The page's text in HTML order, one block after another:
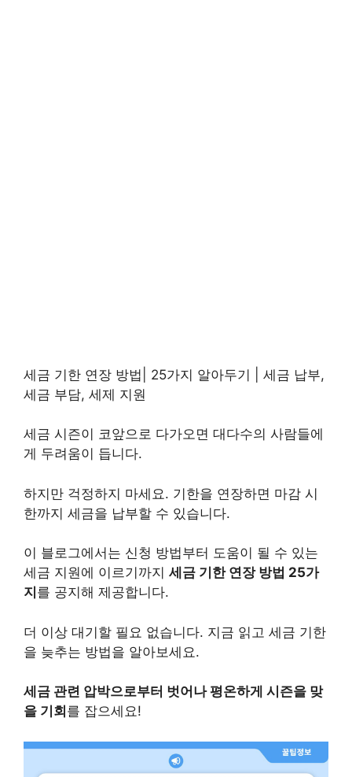
세금 기한 연장 방법| 25가지 알아두기 | 세금 납부,
세금 부담, 세제 지원
세금 시즌이 코앞으로 다가오면 대다수의 사람들에
게 두려움이 듭니다.
하지만 걱정하지 마세요. 기한을 연장하면 마감 시
한까지 세금을 납부할 수 있습니다.
이 블로그에서는 신청 방법부터 도움이 될 수 있는
세금 지원에 이르기까지 세금 기한 연장 방법 25가
지 를 공지해 제공합니다.
더 이상 대기할 필요 없습니다. 지금 읽고 세금 기한
을 늦추는 방법을 알아보세요.
세금 관련 압박으로부터 벗어나 평온하게 시즌을 맞
을 기회 를 잡으세요!